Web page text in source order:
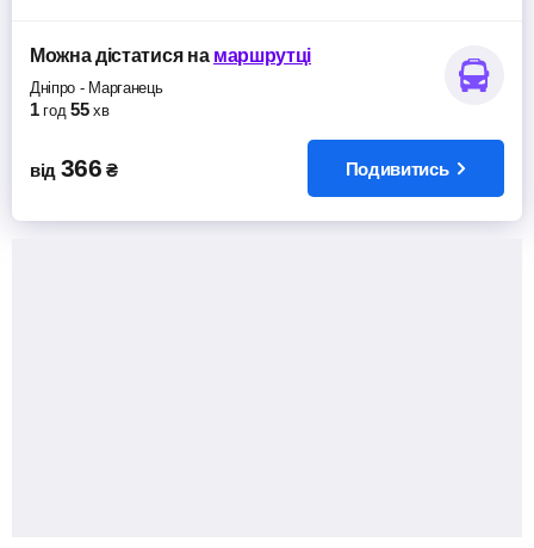
Можна дістатисяна маршрутці
Дніпро - Марганець
1 год 55 хв
від 366 ₴ Подивитись